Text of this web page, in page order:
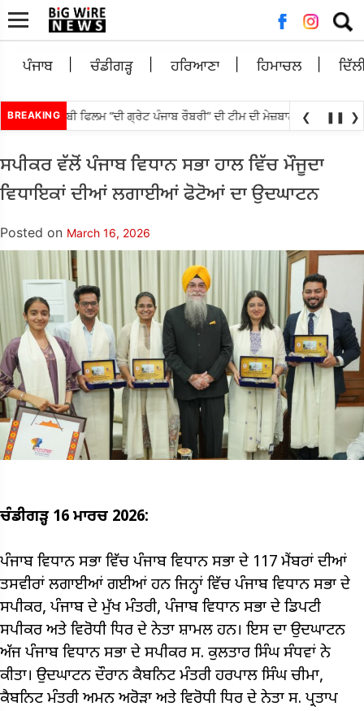
for:
ਪੰਜਾਬ ਚੰਡੀਗੜ੍ਹ ਹਰਿਆਣਾ ਹਿਮਾਚਲ
BREAKING
ਵੱਲੋਂ ਪੰਜਾਬੀ ਫਿਲਮ “ਦੀ ਗ੍ਰੇਟ ਪੰਜਾਬ ਰੌਬਰੀ” ਦੀ ਟੀਮ ਦੀ ਮੇਜ਼ਬਾਨੀ; ਸਿਨੇਮਾ ਅਤੇ
❮ ❚❚ ❯
ਸਪੀਕਰ ਵੱਲੋਂ ਪੰਜਾਬ ਵਿਧਾਨ ਸਭਾ ਹਾਲ ਵਿੱਚ ਮੌਜੂਦਾ
ਵਿਧਾਇਕਾਂ ਦੀਆਂ ਲਗਾਈਆਂ ਫੋਟੋਆਂ ਦਾ ਉਦਘਾਟਨ
Posted on March 16, 2026
ਚੰਡੀਗੜ੍ਹ 16 ਮਾਰਚ 2026:
ਪੰਜਾਬ ਵਿਧਾਨ ਸਭਾ ਵਿੱਚ ਪੰਜਾਬ ਵਿਧਾਨ ਸਭਾ ਦੇ 117 ਮੈਂਬਰਾਂ ਦੀਆਂ
ਤਸਵੀਰਾਂ ਲਗਾਈਆਂ ਗਈਆਂ ਹਨ ਜਿਨ੍ਹਾਂ ਵਿੱਚ ਪੰਜਾਬ ਵਿਧਾਨ ਸਭਾ ਦੇ
ਸਪੀਕਰ, ਪੰਜਾਬ ਦੇ ਮੁੱਖ ਮੰਤਰੀ, ਪੰਜਾਬ ਵਿਧਾਨ ਸਭਾ ਦੇ ਡਿਪਟੀ
ਸਪੀਕਰ ਅਤੇ ਵਿਰੋਧੀ ਧਿਰ ਦੇ ਨੇਤਾ ਸ਼ਾਮਲ ਹਨ। ਇਸ ਦਾ ਉਦਘਾਟਨ
ਅੱਜ ਪੰਜਾਬ ਵਿਧਾਨ ਸਭਾ ਦੇ ਸਪੀਕਰ ਸ. ਕੁਲਤਾਰ ਸਿੰਘ ਸੰਧਵਾਂ ਨੇ
ਕੀਤਾ। ਉਦਘਾਟਨ ਦੌਰਾਨ ਕੈਬਨਿਟ ਮੰਤਰੀ ਹਰਪਾਲ ਸਿੰਘ ਚੀਮਾ,
ਕੈਬਨਿਟ ਮੰਤਰੀ ਅਮਨ ਅਰੋੜਾ ਅਤੇ ਵਿਰੋਧੀ ਧਿਰ ਦੇ ਨੇਤਾ ਸ. ਪ੍ਰਤਾਪ